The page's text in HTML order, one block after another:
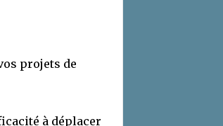
projets de
à déplacer